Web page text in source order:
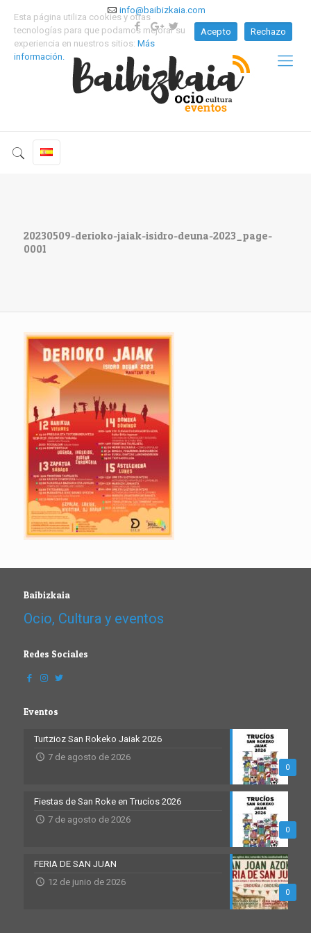
info@baibizkaia.com
20230509-derioko-jaiak-isidro-deuna-2023_page-
0001
Baibizkaia
Ocio, Cultura y eventos
Redes Sociales
Eventos
0
Turtzioz San Rokeko Jaiak 2026
7 de agosto de 2026
0
Fiestas de San Roke en Trucíos 2026
7 de agosto de 2026
0
FERIA DE SAN JUAN
12 de junio de 2026
Esta página utiliza cookies y otras
tecnologías para que podamos mejorar su
experiencia en nuestros sitios: Más
información.
Acepto Rechazo